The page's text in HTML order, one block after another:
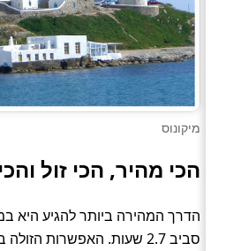
מיקונוס
הכי מהיר, הכי זול
הדרך המהירה ביותר להגיע היא